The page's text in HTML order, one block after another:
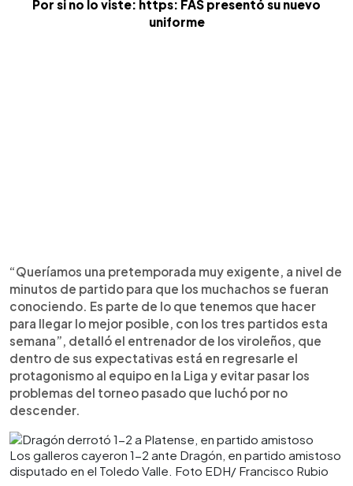
Por si no lo viste: https: FAS presentó su nuevo
uniforme
“Queríamos una pretemporada muy exigente, a nivel de
minutos de partido para que los muchachos se fueran
conociendo. Es parte de lo que tenemos que hacer
para llegar lo mejor posible, con los tres partidos esta
semana”, detalló el entrenador de los viroleños, que
dentro de sus expectativas está en regresarle el
protagonismo al equipo en la Liga y evitar pasar los
problemas del torneo pasado que luchó por no
descender.
Los galleros cayeron 1-2 ante Dragón, en partido amistoso
disputado en el Toledo Valle. Foto EDH/ Francisco Rubio